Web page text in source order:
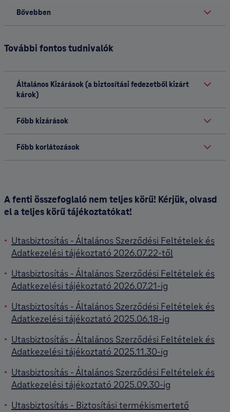
Bővebben
További fontos tudnivalók
Általános Kizárások (a biztosítási fedezetből kizárt
károk)
Főbb kizárások
Főbb korlátozások
A fenti összefoglaló nem teljes körű! Kérjük, olvasd
el a teljes körű tájékoztatókat!
Utasbiztosítás - Általános Szerződési Feltételek és
Adatkezelési tájékoztató 2026.07.22-től
Utasbiztosítás - Általános Szerződési Feltételek és
Adatkezelési tájékoztató 2026.07.21-ig
Utasbiztosítás - Általános Szerződési Feltételek és
Adatkezelési tájékoztató 2025.06.18-ig
Utasbiztosítás - Általános Szerződési Feltételek és
Adatkezelési tájékoztató 2025.11.30-ig
Utasbiztosítás - Általános Szerződési Feltételek és
Adatkezelési tájékoztató 2025.09.30-ig
Utasbiztosítás - Biztosítási termékismertető